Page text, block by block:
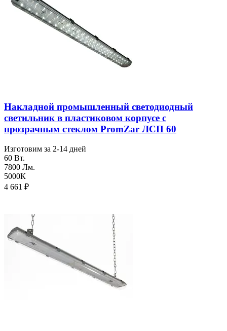
Накладной промышленный светодиодный
светильник в пластиковом корпусе с
прозрачным стеклом PromZar ЛСП 60
Изготовим за 2-14 дней
60 Вт.
7800 Лм.
5000К
4 661 ₽